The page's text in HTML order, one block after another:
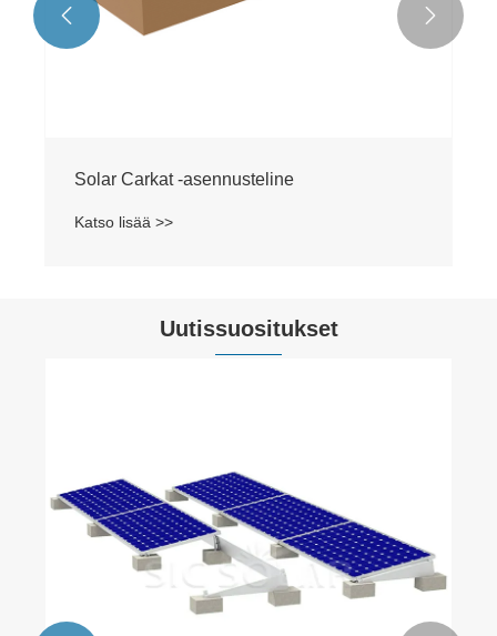
Solar Carkat -asennusteline
Katso lisää >>
 
Uutissuositukset